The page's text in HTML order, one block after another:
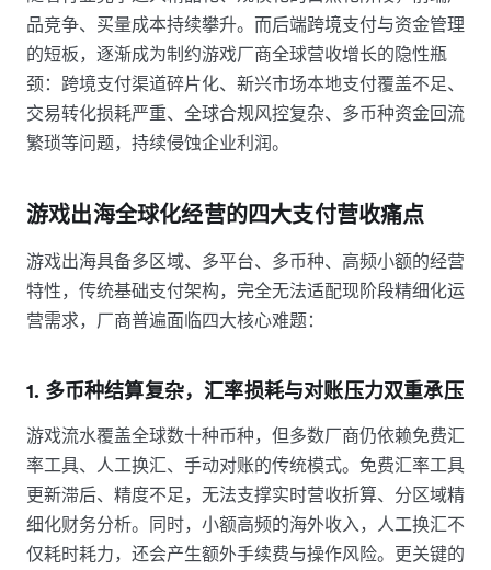
品竞争、买量成本持续攀升。而后端跨境支付与资金管理
的短板，逐渐成为制约游戏厂商全球营收增长的隐性瓶
颈：跨境支付渠道碎片化、新兴市场本地支付覆盖不足、
交易转化损耗严重、全球合规风控复杂、多币种资金回流
繁琐等问题，持续侵蚀企业利润。
游戏出海全球化经营的四大支付营收痛点
游戏出海具备多区域、多平台、多币种、高频小额的经营
特性，传统基础支付架构，完全无法适配现阶段精细化运
营需求，厂商普遍面临四大核心难题：
1. 多币种结算复杂，汇率损耗与对账压力双重承压
游戏流水覆盖全球数十种币种，但多数厂商仍依赖免费汇
率工具、人工换汇、手动对账的传统模式。免费汇率工具
更新滞后、精度不足，无法支撑实时营收折算、分区域精
细化财务分析。同时，小额高频的海外收入，人工换汇不
仅耗时耗力，还会产生额外手续费与操作风险。更关键的